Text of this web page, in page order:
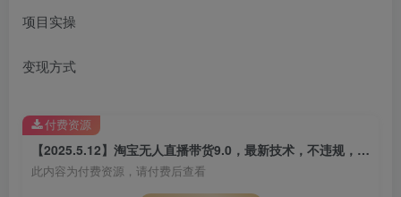
项目实操
变现方式
【2025.5.12】淘宝无人直播带货9.0，最新技术，不违规，不封号，当天播，当天见收益
此内容为付费资源，请付费后查看
付费资源